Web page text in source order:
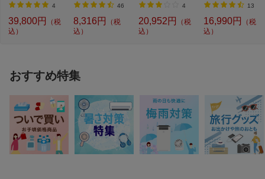
DOLBY ATMOS
DOLBY ATMOS対応
年間電気代目安
付属品
リモコン1個 / 単四形乾電池2個 / 電源コ
ード1本 / 転倒防止用バンド 1本 / 転倒防
止用ネジ(短) 1本・ネジ(長)1本 / 取扱説
明書1部 / スタンド取付説明書1部 / レグ
ザメンバーズ登録チラシ1部
ド...
4
39,800円
（税
込）
ホ...
46
8,316円
（税
込）
ホ...
4
20,952円
（税
込）
用...
13
16,990円
（税
込）
おすすめ特集